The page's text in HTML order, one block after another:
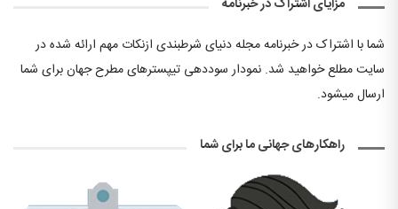
مزایای اشتراک در خبرنامه
شما با اشتراک در خبرنامه مجله دنیای شرطبندی ازنکات مهم ارائه شده در
سایت مطلع خواهید شد. نمودار سوددهی تیپسترهای مطرح جهان برای شما
ارسال میشود.
راهکارهای جهانی ما برای شما